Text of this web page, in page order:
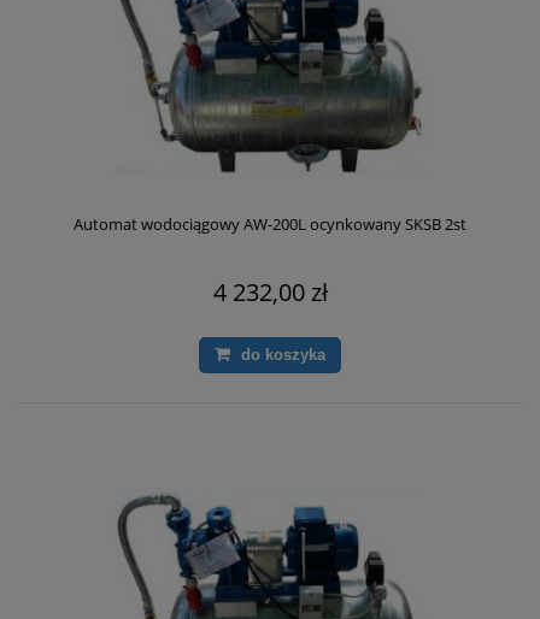
Automat wodociągowy AW-200L ocynkowany SKSB 2st
4 232,00 zł
do koszyka